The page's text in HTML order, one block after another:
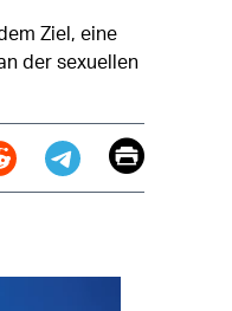
Ziel, eine
der sexuellen
Telegram
EmailPrint